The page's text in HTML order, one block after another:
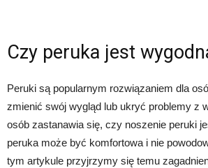
Czy peruka jest
Peruki są popularnym rozwiązaniem dla
zmienić swój wygląd lub ukryć problemy z
osób zastanawia się, czy noszenie peruki
peruka może być komfortowa i nie
tym artykule przyjrzymy się temu